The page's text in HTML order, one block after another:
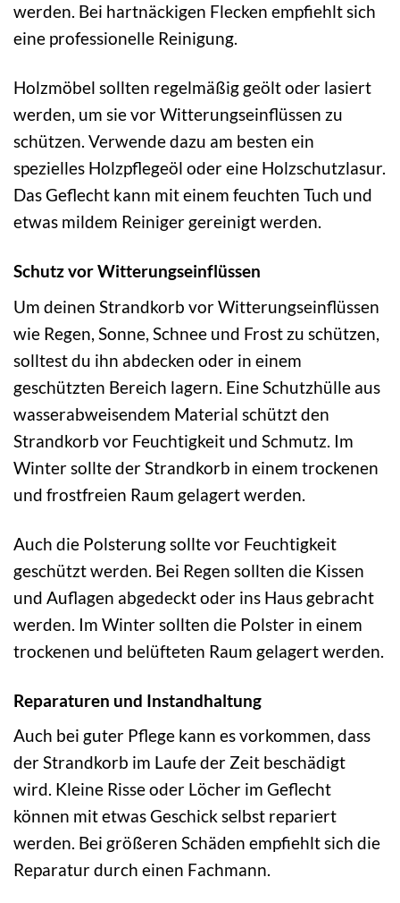
werden. Bei hartnäckigen Flecken empfiehlt sich
eine professionelle Reinigung.
Holzmöbel sollten regelmäßig geölt oder lasiert
werden, um sie vor Witterungseinflüssen zu
schützen. Verwende dazu am besten ein
spezielles Holzpflegeöl oder eine Holzschutzlasur.
Das Geflecht kann mit einem feuchten Tuch und
etwas mildem Reiniger gereinigt werden.
Schutz vor Witterungseinflüssen
Um deinen Strandkorb vor Witterungseinflüssen
wie Regen, Sonne, Schnee und Frost zu schützen,
solltest du ihn abdecken oder in einem
geschützten Bereich lagern. Eine Schutzhülle aus
wasserabweisendem Material schützt den
Strandkorb vor Feuchtigkeit und Schmutz. Im
Winter sollte der Strandkorb in einem trockenen
und frostfreien Raum gelagert werden.
Auch die Polsterung sollte vor Feuchtigkeit
geschützt werden. Bei Regen sollten die Kissen
und Auflagen abgedeckt oder ins Haus gebracht
werden. Im Winter sollten die Polster in einem
trockenen und belüfteten Raum gelagert werden.
Reparaturen und Instandhaltung
Auch bei guter Pflege kann es vorkommen, dass
der Strandkorb im Laufe der Zeit beschädigt
wird. Kleine Risse oder Löcher im Geflecht
können mit etwas Geschick selbst repariert
werden. Bei größeren Schäden empfiehlt sich die
Reparatur durch einen Fachmann.